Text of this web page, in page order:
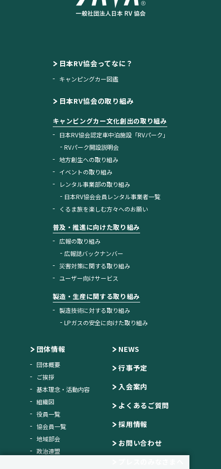
団体情報
団体概要
ご挨拶
基本理念・活動内容
組織図
役員一覧
協会員一覧
地域部会
政治連盟
日本RV協会ってなに？
キャンピングカー図鑑
日本RV協会の取り組み
キャンピングカー文化創出の取り組み
日本RV協会認定車中泊施設「RVパーク」
RVパーク開設説明会
地方創生への取り組み
イベントの取り組み
レンタル事業部の取り組み
日本RV協会会員レンタル事業者一覧
くるま旅を楽しむ方々へのお願い
普及・推進に向けた取り組み
広報の取り組み
広報誌バックナンバー
災害対策に関する取り組み
ユーザー向けサービス
製造・生産に関する取り組み
製造技術に対する取り組み
LPガスの安全に向けた取り組み
NEWS
行事予定
入会案内
よくあるご質問
採用情報
お問い合わせ